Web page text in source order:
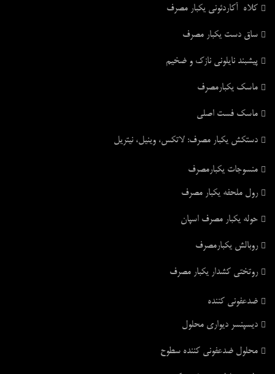
کلاه آکاردئونی یکبار مصرف
ساق دست یکبار مصرف
پیشبند نایلونی نازک و ضخیم
ماسک یکبارمصرف
ماسک فست اصلی
دستکش یکبار مصرف: لاتکس، وینیل، نیتریل
منسوجات یکبارمصرف
رول ملحفه یکبار مصرف
حوله یکبار مصرف اسپان
روبالش یکبارمصرف
روتختی کشدار یکبار مصرف
ضدعفونی کننده
دیسپنسر دیواری محلول
محلول ضدعفونی کننده سطوح